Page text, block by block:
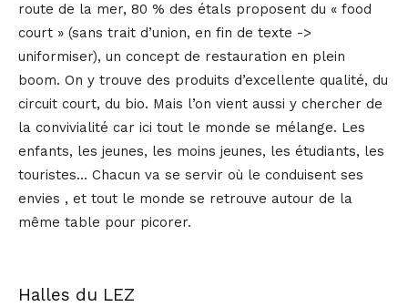
route de la mer, 80 % des étals proposent du « food
court » (sans trait d’union, en fin de texte ->
uniformiser), un concept de restauration en plein
boom. On y trouve des produits d’excellente qualité, du
circuit court, du bio. Mais l’on vient aussi y chercher de
la convivialité car ici tout le monde se mélange. Les
enfants, les jeunes, les moins jeunes, les étudiants, les
touristes… Chacun va se servir où le conduisent ses
envies , et tout le monde se retrouve autour de la
même table pour picorer.
Halles du LEZ